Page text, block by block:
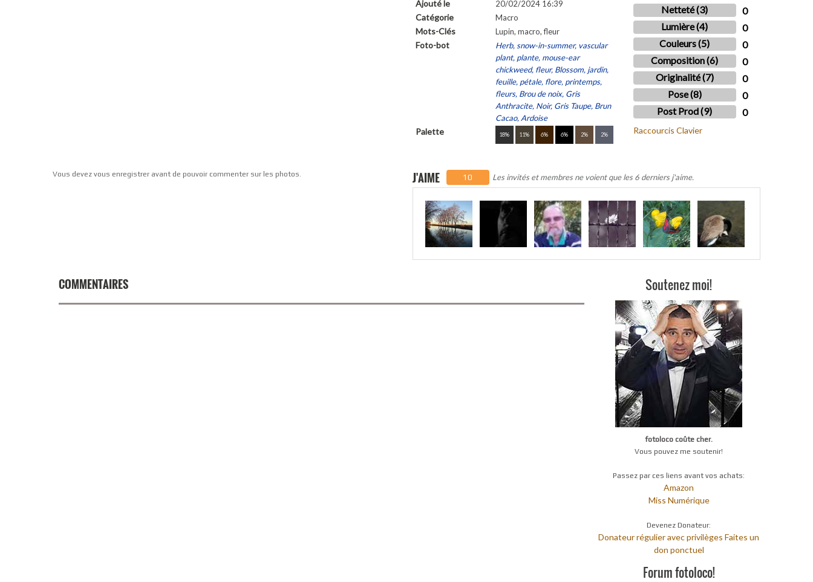
Ajouté le 20/02/2024 16:39
Catégorie Macro
Mots-Clés Lupin, macro, fleur
Foto-bot
Herb, snow-in-summer, vascular
plant, plante, mouse-ear
chickweed, fleur, Blossom, jardin,
feuille, pétale, flore, printemps,
fleurs, Brou de noix, Gris
Anthracite, Noir, Gris Taupe, Brun
Cacao, Ardoise
Palette 18% 11% 6% 6% 2% 2%
Netteté (3)
0
Lumière (4)
0
Couleurs (5)
0
Composition (6)
0
Originalité (7)
0
Pose (8)
0
Post Prod (9)
0
Raccourcis Clavier
Vous devez vous enregistrer avant de pouvoir commenter sur les photos. J'AIME 10 Les invités et membres ne voient que les 6 derniers j'aime.
.
COMMENTAIRES Soutenez moi!
fotoloco coûte cher.
Vous pouvez me soutenir!
Passez par ces liens avant vos achats:
Amazon
Miss Numérique
Devenez Donateur:
Donateur régulier avec privilèges Faites un
don ponctuel
Forum fotoloco!